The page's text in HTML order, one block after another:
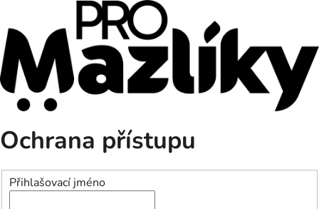
Ochrana přístupu
Přihlašovací jméno